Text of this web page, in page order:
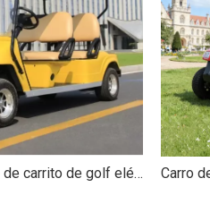
Fabricante chino de carrito de golf eléctrico de 4 plazas al por mayor - EG2048K